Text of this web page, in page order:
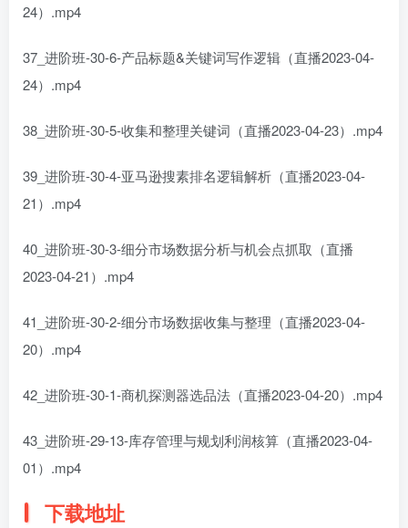
24）.mp4
37_进阶班-30-6-产品标题&关键词写作逻辑（直播2023-04-
24）.mp4
38_进阶班-30-5-收集和整理关键词（直播2023-04-23）.mp4
39_进阶班-30-4-亚马逊搜素排名逻辑解析（直播2023-04-
21）.mp4
40_进阶班-30-3-细分市场数据分析与机会点抓取（直播
2023-04-21）.mp4
41_进阶班-30-2-细分市场数据收集与整理（直播2023-04-
20）.mp4
42_进阶班-30-1-商机探测器选品法（直播2023-04-20）.mp4
43_进阶班-29-13-库存管理与规划利润核算（直播2023-04-
01）.mp4
下载地址